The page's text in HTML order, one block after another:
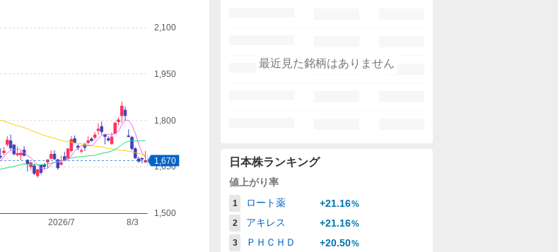
1,500
1,650
1,800
1,950
2,100
2026/7 8/3
1,670
最近見た銘柄はありません
日本株ランキング
値上がり率
1 ロート薬 +21.16%
2
アキレス +21.16%
3
ＰＨＣＨＤ +20.50%